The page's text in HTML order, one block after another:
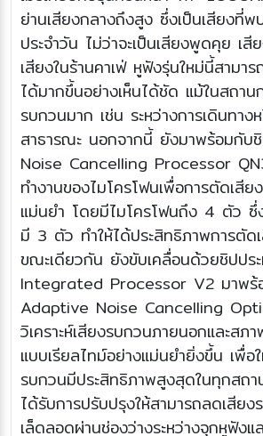
ย่านเสียงกลางถึงสูง ซึ่งเป็นเสียงที่
ประจำวัน ไม่ว่าจะเป็นเสียงพูดคุย เ
เสียงในร้านคาเฟ่ หูฟังรุ่นใหม่นี้สามา
ได้มากขึ้นอย่างเห็นได้ชัด แม้ในสถา
รบกวนมาก เช่น ระหว่างการเดินทาง
สาธารณะ นอกจากนี้ ยังมาพร้อมกับ
Noise Cancelling Processor
ทำงานของไมโครโฟนเพื่อการตัดเสี
แม่นยำ โดยมีไมโครโฟนถึง 4 ตัว ซึ่
มี 3 ตัว ทำให้ได้ประสิทธิภาพการตัด
ขณะเดียวกัน ยังขับเคลื่อนด้วยชิปปร
Integrated Processor V2 มาพร้
Adaptive Noise Cancelling
วิเคราะห์เสียงรบกวนภายนอกและสภ
แบบเรียลไทม์อย่างแม่นยำยิ่งขึ้น เพื่อ
รบกวนมีประสิทธิภาพสูงสุดในทุกสถ
ได้รับการปรับปรุงให้สามารถลดเสีย
เล็ดลอดผ่านช่องว่างระหว่างจุกหูฟังแ